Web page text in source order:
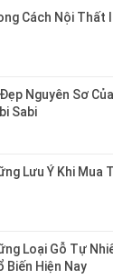
Cách Nội Thất
Nguyên Sơ
Sabi
Lưu Ý Khi Mua
Loại Gỗ Tự
Biến Hiện Nay